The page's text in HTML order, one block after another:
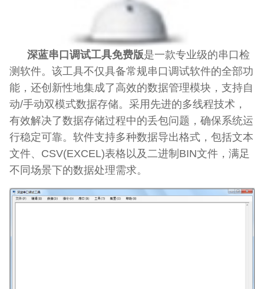
深蓝串口调试工具免费版是一款专业级的串口检
测软件。该工具不仅具备常规串口调试软件的全部功
能，还创新性地集成了高效的数据管理模块，支持自
动/手动双模式数据存储。采用先进的多线程技术，
有效解决了数据存储过程中的丢包问题，确保系统运
行稳定可靠。软件支持多种数据导出格式，包括文本
文件、CSV(EXCEL)表格以及二进制BIN文件，满足
不同场景下的数据处理需求。